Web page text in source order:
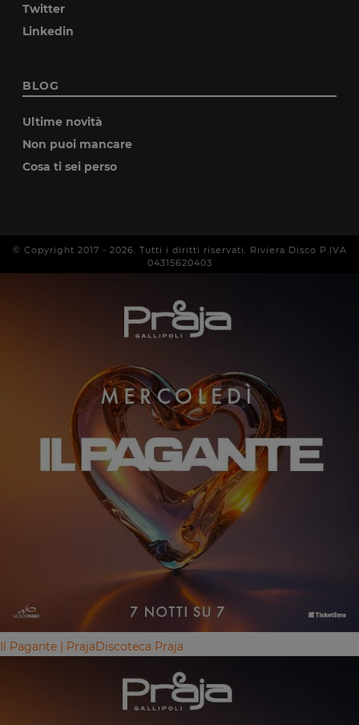
Twitter
Linkedin
BLOG
Ultime novità
Non puoi mancare
Cosa ti sei perso
© Copyright 2017 - 2026 . Tutti i diritti riservati. Riviera Disco P.IVA
04315620403
Il Pagante | PrajaDiscoteca Praja